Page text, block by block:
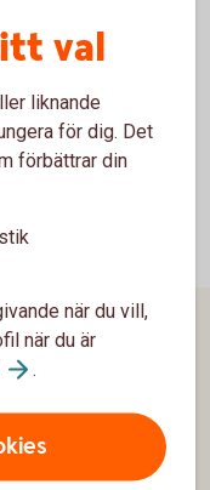
för företag (pdf)
val
liknande
för dig. Det
förbättrar din
när du vill,
när du är
.